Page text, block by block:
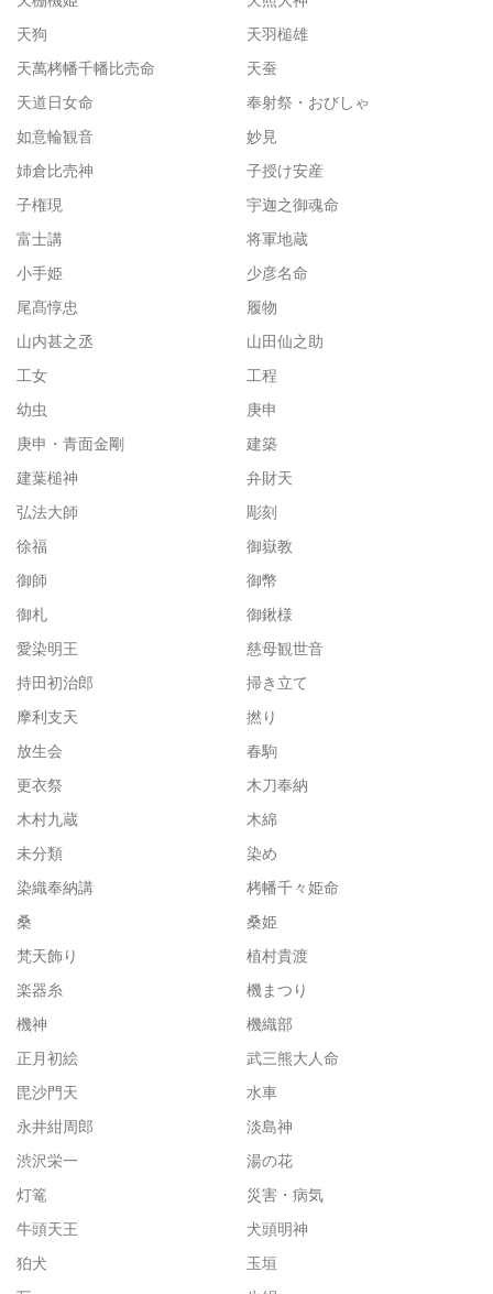
天狗
天羽槌雄
天萬栲幡千幡比売命
天蚕
天道日女命
奉射祭・おびしゃ
如意輪観音
妙見
姉倉比売神
子授け安産
子権現
宇迦之御魂命
富士講
将軍地蔵
小手姫
少彦名命
尾髙惇忠
履物
山内甚之丞
山田仙之助
工女
工程
幼虫
庚申
庚申・青面金剛
建築
建葉槌神
弁財天
弘法大師
彫刻
徐福
御嶽教
御師
御幣
御札
御鍬様
愛染明王
慈母観世音
持田初治郎
掃き立て
摩利支天
撚り
放生会
春駒
更衣祭
木刀奉納
木村九蔵
木綿
未分類
染め
染織奉納講
栲幡千々姫命
桑
桑姫
梵天飾り
植村貴渡
楽器糸
機まつり
機神
機織部
正月初絵
武三熊大人命
毘沙門天
水車
永井紺周郎
淡島神
渋沢栄一
湯の花
灯篭
災害・病気
牛頭天王
犬頭明神
狛犬
玉垣